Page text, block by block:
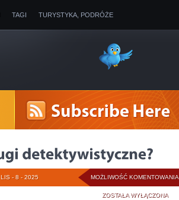
TAGI TURYSTYKA, PODRÓŻE
MOŻLIWOŚĆ KOMENTOWANIA
ZOSTAŁA WYŁĄCZONA
LIS - 8 - 2025